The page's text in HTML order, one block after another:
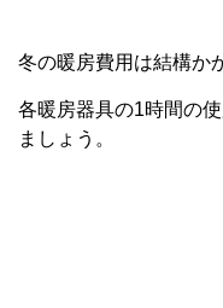
冬の暖房費用は結構か
各暖房器具の1時間の
ましょう。